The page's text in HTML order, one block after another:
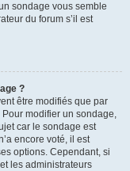
sondage vous semble
du forum s’il est
?
être modifiés que par
modifier un sondage,
car le sondage est
encore voté, il est
options. Cependant, si
les administrateurs